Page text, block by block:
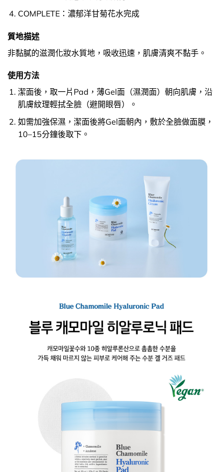
COMPLETE：濃郁洋甘菊花水完成
質地描述
非黏膩的滋潤化妝水質地，吸收迅速，肌膚清爽不黏手。
使用方法
潔面後，取一片Pad，薄Gel面（濕潤面）朝向肌膚，沿
肌膚紋理輕拭全臉（避開眼唇）。
如需加強保濕，潔面後將Gel面朝內，敷於全臉做面膜，
10–15分鐘後取下。